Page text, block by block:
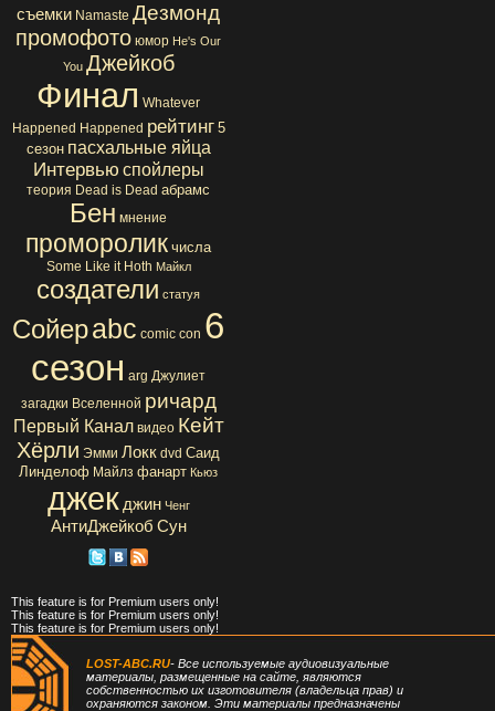
съемки Namaste Дезмонд
промофото юмор He's Our
You Джейкоб
Финал Whatever
Happened Happened рейтинг 5
сезон пасхальные яйца
Интервью спойлеры
теория Dead is Dead абрамс
Бен мнение
проморолик числа
Some Like it Hoth Майкл
создатели статуя
Сойерabc comic con 6
сезон arg Джулиет
загадки Вселенной ричард
Первый Канал видео Кейт
Хёрли Эмми Локк dvd Саид
Линделоф Майлз фанарт Кьюз
джек джин Ченг
АнтиДжейкоб Сун
This feature is for Premium users only!
This feature is for Premium users only!
This feature is for Premium users only!
LOST-ABC.RU- Все используемые аудиовизуальные
материалы, размещенные на сайте, являются
собственностью их изготовителя (владельца прав) и
охраняются законом. Эти материалы предназначены